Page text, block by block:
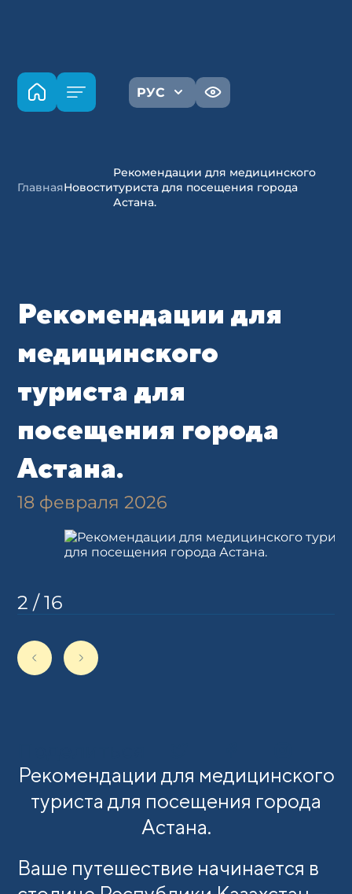
РУС
ГлавнаяНовости
Рекомендации для медицинского
туриста для посещения города
Астана.
Рекомендации для
медицинского
туриста для
посещения города
Астана.
18 февраля 2026
2 /16
Рекомендации для медицинского
туриста для посещения города
Астана.
Ваше путешествие начинается в